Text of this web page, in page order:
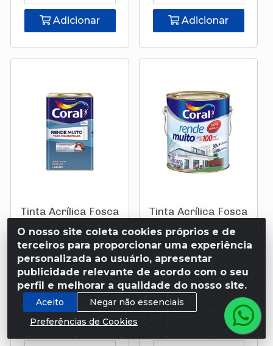
Adicionar Adicionar
Tinta Acrílica Fosca
16l Coral
Código: 721913
R$ 425,00
ou em 10x de R$
42,50
Tinta Acrílica Fosca
3,2l Coral
Código: 213977
R$ 119,00
ou em 2x de R$
O nosso site coleta cookies próprios e de
terceiros para proporcionar uma experiência
personalizada ao usuário, apresentar
publicidade relevante de acordo com o seu
perfil e melhorar a qualidade do nosso site.
Aceito
Negar não essenciais
Preferências de Cookies